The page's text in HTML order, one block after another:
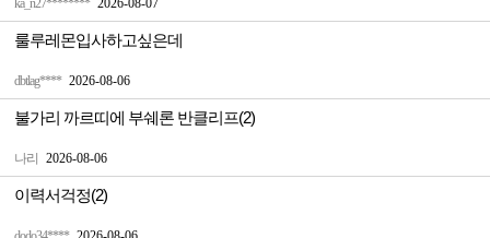
ka_n27******** 2026-08-07
dbtlag**** 2026-08-06
룰루레몬입사하고싶은데
나리 2026-08-06
불가리 까르띠에 부쉐론 반클리프(2)
이력서걱정(2)